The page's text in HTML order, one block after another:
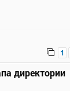
1
директории